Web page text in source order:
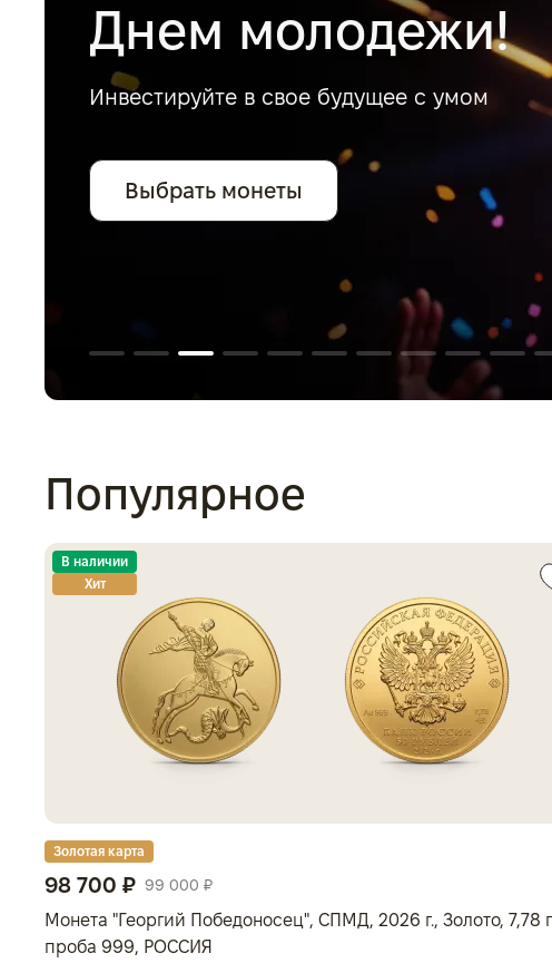
Днем молодежи!
Инвестируйте в свое будущее с умом
Выбрать монеты
Популярное
В наличии
Хит
Золотая карта
98 700 ₽ 99 000 ₽
Монета "Георгий Победоносец", СПМД, 2026 г., Золото, 7,78
проба 999, РОССИЯ